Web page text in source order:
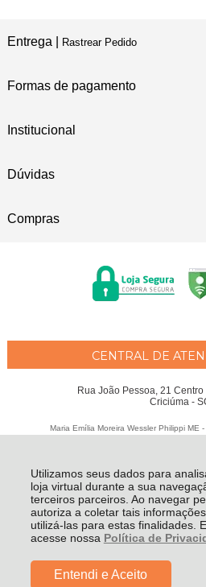
Utilizamos seus dados para
loja virtual durante a sua
terceiros parceiros. Ao navegar
autoriza a coletar tais
utilizá-las para estas finalidades.
acesse nossa Política de
Entendi e Aceito
Entrega | Rastrear Pedido
Formas de pagamento
Institucional
Dúvidas
Compras
CENTRAL DE
Rua João Pessoa, 21
Criciúma -
Maria Emília Moreira Wessler Philippi ME